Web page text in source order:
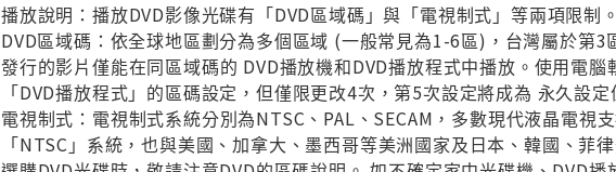
播放說明：播放DVD影像光碟有「DVD區域碼」與「電視制式」等兩項限制。
DVD區域碼：依全球地區劃分為多個區域 (一般常見為1-6區)，台灣屬於第
發行的影片僅能在同區域碼的 DVD播放機和DVD播放程式中播放。使用電
「DVD播放程式」的區碼設定，但僅限更改4次，第5次設定將成為 永久設
電視制式：電視制式系統分別為NTSC、PAL、SECAM，多數現代液晶電
「NTSC」系統，也與美國、加拿大、墨西哥等美洲國家及日本、韓國、菲